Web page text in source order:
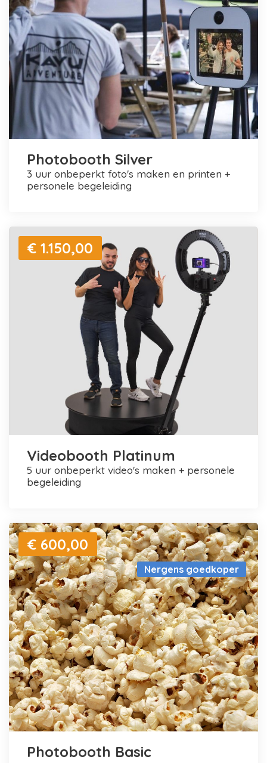
Photobooth Silver
3 uur onbeperkt foto's maken en printen +
personele begeleiding
€ 1.150,00
Videobooth Platinum
5 uur onbeperkt video's maken + personele
begeleiding
Nergens goedkoper
€ 600,00
Photobooth Basic